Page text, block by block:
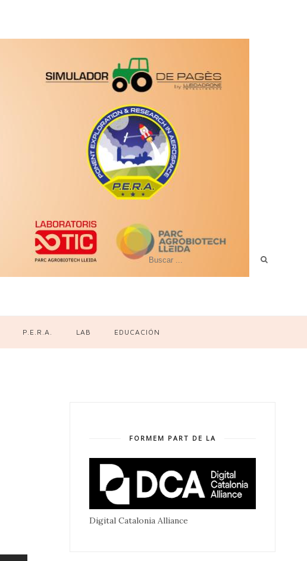
P.E.R.A. LAB EDUCACIÓN
FORMEM PART DE LA
Digital Catalonia Alliance